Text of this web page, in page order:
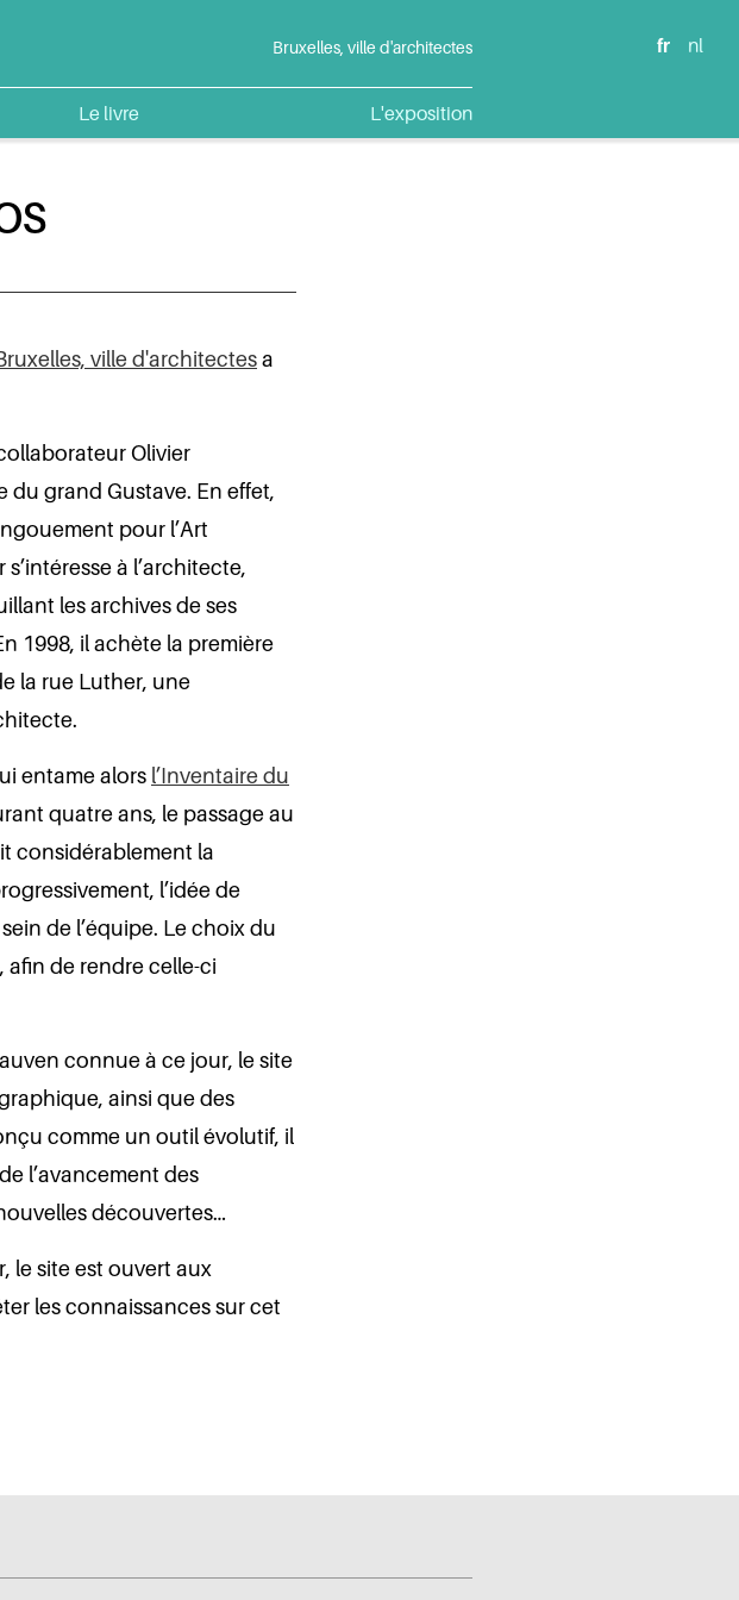
Bruxelles, ville d'architectes
Le livre L'exposition
fr nl
ville d'architectesa
Olivier
du grand Gustave. En effet,
pour l’Art
à l’architecte,
les archives de ses
1998, il achète la première
la rue Luther, une
entame alors l’Inventaire du
quatre ans, le passage au
considérablement la
l’idée de
de l’équipe. Le choix du
afin de rendre celle-ci
connue à ce jour, le site
ainsi que des
comme un outil évolutif, il
l’avancement des
découvertes…
le site est ouvert aux
les connaissances sur cet